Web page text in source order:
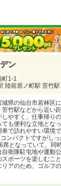
ン
町1-1
陸前原ノ町駅 苦竹駅
県の仙台市若林区
竹駅などから近い
やすく、仕事帰り
も便利な立地とな
で訪れやすい環境
ンパクトですがし
席となっていて、同
衛隊駐屯地や運動
ポーツを楽しむこ
アのため、ゴルフ